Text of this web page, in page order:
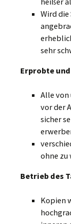
Wird die
sehr
Erprobte
Alle
vor der
sicher
ohne zu
Betrieb des
Kopien